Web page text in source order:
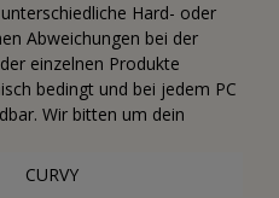
Hard- oder
Abweichungen bei der
einzelnen Produkte
bedingt und bei jedem PC
Wir bitten um dein
CURVY